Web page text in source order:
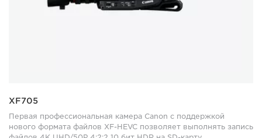
XF705
Первая профессиональная камера Canon с поддержкой
нового формата файлов XF-HEVC позволяет выполнять запись